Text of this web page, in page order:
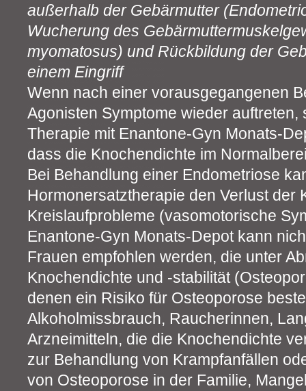
außerhalb der Gebärmutter
Wucherung des
myomatosus) und Rückbildung der
einem Eingriff
Wenn nach einer vorausgegangenen
Agonisten Symptome wieder
Therapie mit Enantone-Gyn Monats-
dass die Knochendichte im
Bei Behandlung einer Endometriose
Hormonersatztherapie den Verlust der
Kreislaufprobleme (vasomotorische
Enantone-Gyn Monats-Depot kann
Frauen empfohlen werden, die unter
Knochendichte und -stabilität
denen ein Risiko für Osteoporose
Alkoholmissbrauch, Raucherinnen,
Arzneimitteln, die die Knochendichte
zur Behandlung von Krampfanfällen
von Osteoporose in der Familie,